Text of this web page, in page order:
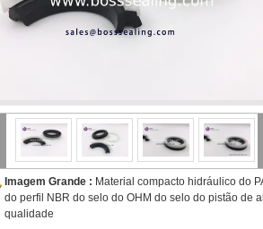
Imagem Grande : Material compacto hidráulico do
do perfil NBR do selo do OHM do selo do pistão de
qualidade